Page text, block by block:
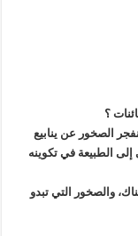
؟
الصخور عن ينابيع
الطبيعة في تكوينه
والصخور التي تبدو